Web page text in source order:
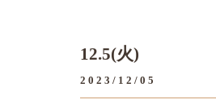
12.5(火)
2023/12/05